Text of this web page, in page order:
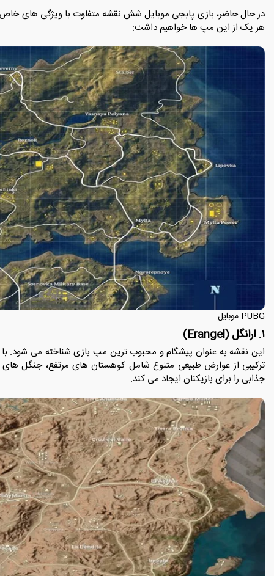
در حال حاضر، بازی پابجی موبایل شش نقشه متفاوت با ویژگی های
هر یک از این مپ ها خواهیم داشت:
PUBG موبایل
۱. ارانگل (Erangel)
ترکیبی از عوارض طبیعی متنوع شامل کوهستان های مرتفع، جنگل
جذابی را برای بازیکنان ایجاد می کند.